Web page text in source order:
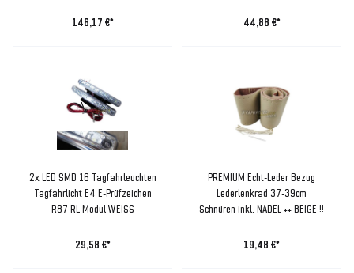
146,17 €* 44,88 €*
2x LED SMD 16 Tagfahrleuchten
Tagfahrlicht E4 E-Prüfzeichen
R87 RL Modul WEISS
29,58 €*
PREMIUM Echt-Leder Bezug
Lederlenkrad 37-39cm
Schnüren inkl. NADEL ++ BEIGE !!
19,48 €*